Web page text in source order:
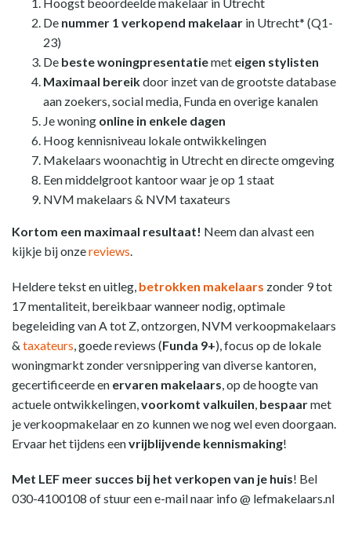
De nummer 1 verkopend makelaar in Utrecht* (Q1-
23)
De beste woningpresentatiemet eigen stylisten
Maximaal bereikdoor inzet van de grootste database
aan zoekers, social media, Funda en overige kanalen
Je woning online in enkele dagen
Hoog kennisniveau lokale ontwikkelingen
Makelaars woonachtig in Utrecht en directe omgeving
Een middelgroot kantoor waar je op 1 staat
NVM makelaars & NVM taxateurs
Kortom een maximaal resultaat! Neem dan alvast een
kijkje bij onzereviews.
Heldere tekst en uitleg, betrokken makelaars zonder 9 tot
17 mentaliteit, bereikbaar wanneer nodig, optimale
begeleiding van A tot Z, ontzorgen, NVM verkoopmakelaars
& taxateurs, goede reviews (Funda 9+), focus op de lokale
woningmarkt zonder versnippering van diverse kantoren,
gecertificeerde en ervaren makelaars, op de hoogte van
actuele ontwikkelingen,voorkomt valkuilen, bespaarmet
je verkoopmakelaar en zo kunnen we nog wel even doorgaan.
Ervaar het tijdens eenvrijblijvende kennismaking!
Met LEF meer succes bij het verkopen van je huis! Bel
030-4100108 of stuur een e-mail naar info @ lefmakelaars.nl